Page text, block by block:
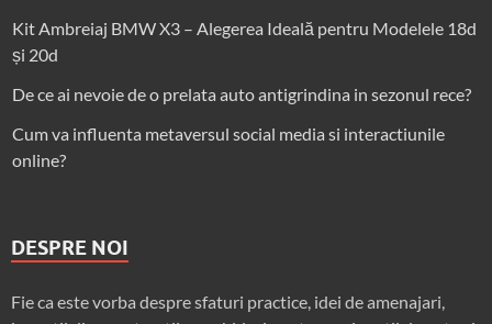
Kit Ambreiaj BMW X3 – Alegerea Ideală pentru Modelele 18d
și 20d
De ce ai nevoie de o prelata auto antigrindina in sezonul rece?
Cum va influenta metaversul social media si interactiunile
online?
DESPRE NOI
Fie ca este vorba despre sfaturi practice, idei de amenajari,